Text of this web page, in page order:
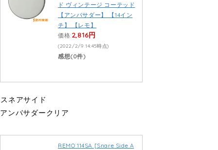
ド ヴィンテージ コーテッド
【アンバサダー】 【14イン
チ】 【レモ】
価格:2,816円
(2022/2/9 14:45時点)
感想(0件)
スネアサイド
アンバサダークリア
REMO 114SA [Snare Side A